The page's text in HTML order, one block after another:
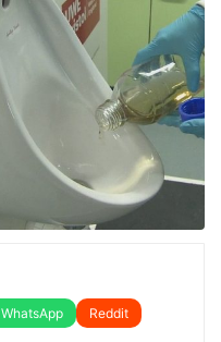
WhatsApp
Reddit